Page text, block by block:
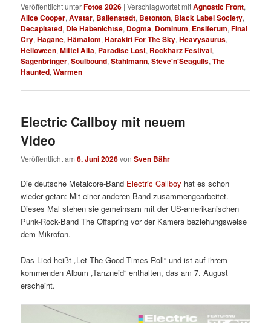
Veröffentlicht unterFotos 2026 |Verschlagwortet mitAgnostic Front,
Alice Cooper,Avatar, Ballenstedt, Betonton, Black Label Society,
Decapitated, Die Habenichtse, Dogma, Dominum, Ensiferum,Final
Cry,Hagane,Hämatom,Harakiri For The Sky,Heavysaurus,
Helloween,Mittel Alta, Paradise Lost, Rockharz Festival,
Sagenbringer,Soulbound,Stahlmann,Steve'n'Seagulls,The
Haunted,Warmen
Electric Callboy mit neuem
Video
Veröffentlicht am6. Juni 2026vonSven Bähr
Die deutsche Metalcore-Band Electric Callboy hat es schon
wieder getan: Mit einer anderen Band zusammengearbeitet.
Dieses Mal stehen sie gemeinsam mit der US-amerikanischen
Punk-Rock-Band The Offspring vor der Kamera beziehungsweise
dem Mikrofon.
Das Lied heißt „Let The Good Times Roll“ und ist auf ihrem
kommenden Album „Tanzneid“ enthalten, das am 7. August
erscheint.